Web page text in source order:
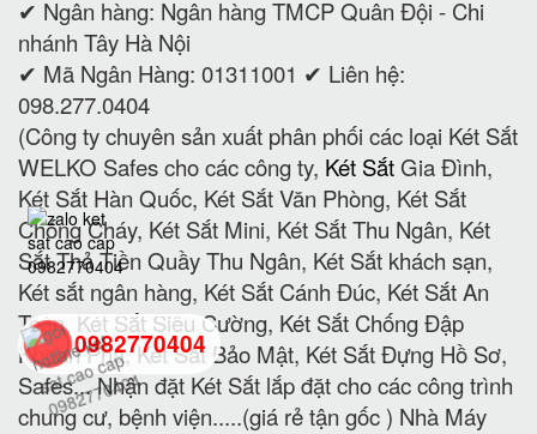
✔ Ngân hàng: Ngân hàng TMCP Quân Đội - Chi
nhánh Tây Hà Nội
✔ Mã Ngân Hàng: 01311001 ✔ Liên hệ:
098.277.0404
(Công ty chuyên sản xuất phân phối các loại Két Sắt
WELKO Safes cho các công ty, Két Sắt Gia Đình,
Két Sắt Hàn Quốc, Két Sắt Văn Phòng, Két Sắt
Chống Cháy, Két Sắt Mini, Két Sắt Thu Ngân, Két
Sắt Thả Tiền Quầy Thu Ngân, Két Sắt khách sạn,
Két sắt ngân hàng, Két Sắt Cánh Đúc, Két Sắt An
Toàn, Két Sắt Siêu Cường, Két Sắt Chống Đập
Khoan Phá, Két Sắt Bảo Mật, Két Sắt Đựng Hồ Sơ,
Safes... Nhận đặt Két Sắt lắp đặt cho các công trình
chung cư, bệnh viện.....(giá rẻ tận gốc ) Nhà Máy
0982770404
back